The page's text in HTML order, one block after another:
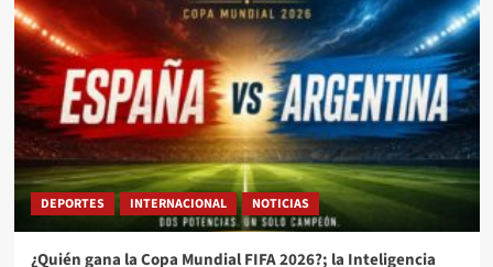
DEPORTES INTERNACIONAL NOTICIAS
¿Quién gana la Copa Mundial FIFA 2026?; la Inteligencia